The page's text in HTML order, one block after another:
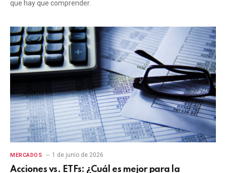
que hay que comprender.
MERCADOS 1 de junio de 2026
Acciones vs. ETFs: ¿Cuál es mejor para la